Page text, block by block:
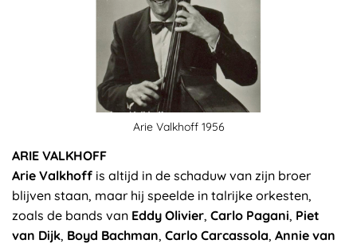
Arie Valkhoff 1956
ARIE VALKHOFF
Arie Valkhoff is altijd in de schaduw van zijn broer
blijven staan, maar hij speelde in talrijke orkesten,
zoals de bands van Eddy Olivier, Carlo Pagani, Piet
van Dijk, Boyd Bachman, Carlo Carcassola, Annie van